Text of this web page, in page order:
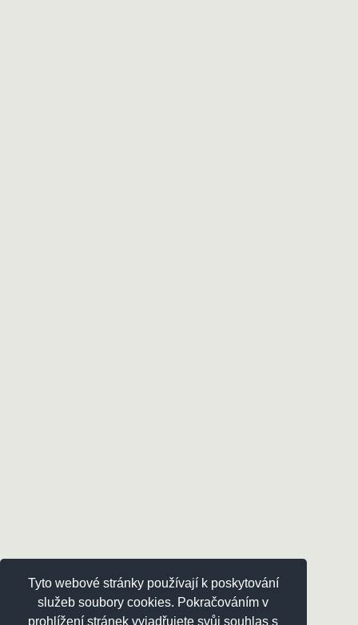
Tyto webové stránky používají k poskytování
služeb soubory cookies. Pokračováním v
prohlížení stránek vyjadřujete svůj souhlas s